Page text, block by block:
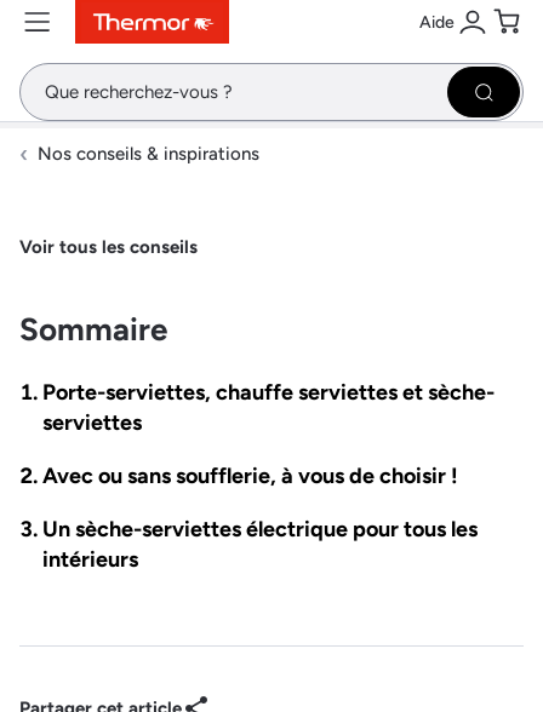
ContenuMenuRecherche Aide
Se
Nos conseils & inspirations
Voir tous les conseils
Sommaire
Porte-serviettes, chauffe serviettes et sèche-
serviettes
Avec ou sans soufflerie, à vous de choisir !
Un sèche-serviettes électrique pour tous les
intérieurs